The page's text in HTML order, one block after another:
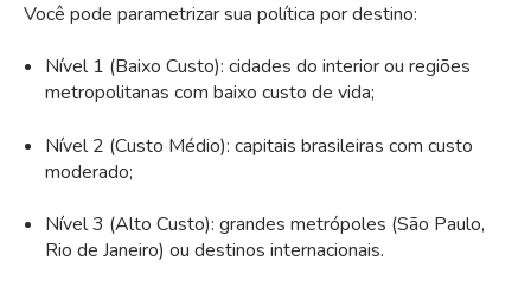
Você pode parametrizar sua política por destino:
Nível 1 (Baixo Custo): cidades do interior ou regiões
metropolitanas com baixo custo de vida;
Nível 2 (Custo Médio): capitais brasileiras com custo
moderado;
Nível 3 (Alto Custo): grandes metrópoles (São Paulo,
Rio de Janeiro) ou destinos internacionais.